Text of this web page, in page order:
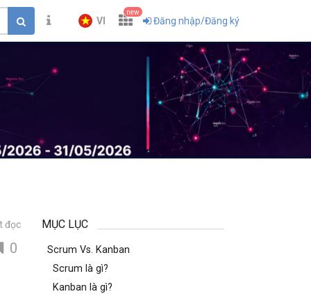
VI
new
Đăng nhập/Đăng ký
đọc
0
MỤC LỤC
Scrum Vs. Kanban
Scrum là gì?
Kanban là gì?